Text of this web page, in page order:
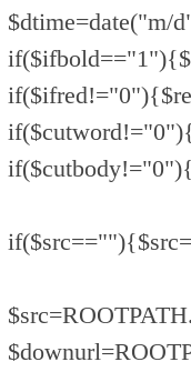
$dtime=date("m/